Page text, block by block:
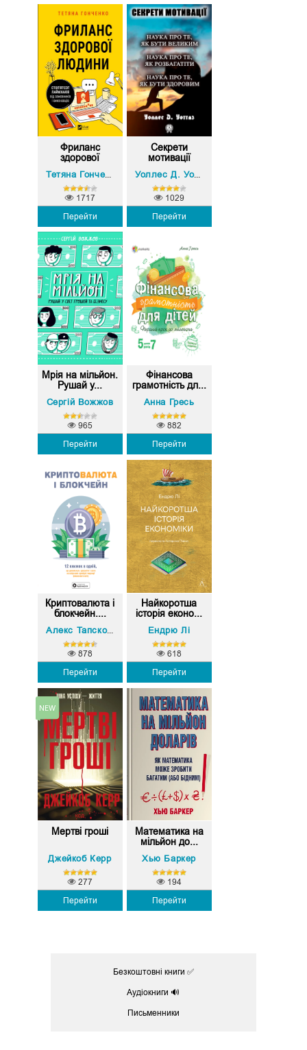
Фриланс
здорової
Тетяна Гонченко
Перейти
1717
Секрети
мотивації
Уоллес Д. Уоттлз
Перейти
1029
Мрія на мільйон.
Рушай у...
Сергій Вожжов
Перейти
965
Фінансова
грамотність дл...
Анна Гресь
Перейти
882
Криптовалюта і
блокчейн....
Алекс Тапскотт Дон Тапскотт ,Майкл Льюїс
Перейти
878
Найкоротша
історія еконо...
Ендрю Лі
Перейти
618
Мертві гроші
Джейкоб Керр
Перейти
277
Математика на
мільйон до...
Хью Баркер
Перейти
194
Безкоштовні книги ✅
Аудіокниги 🔊
Письменники